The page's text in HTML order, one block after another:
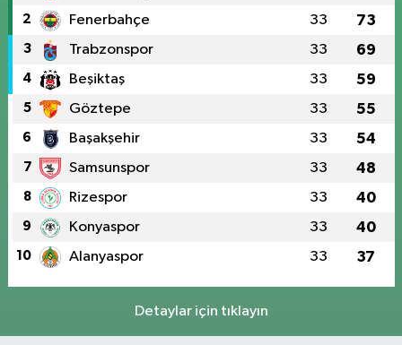
2 Fenerbahçe 33 73
3 Trabzonspor 33 69
4 Beşiktaş 33 59
5 Göztepe 33 55
6 Başakşehir 33 54
7 Samsunspor 33 48
8 Rizespor 33 40
9 Konyaspor 33 40
10 Alanyaspor 33 37
Detaylar için tıklayın